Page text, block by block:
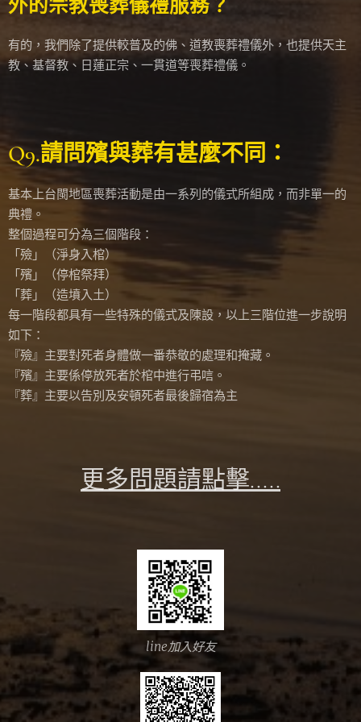
外的宗教喪葬儀禮服務？
有的，我們除了提供較普及的佛、道教喪葬禮儀外，也提供天主
教、基督教、日蓮正宗、一貫道等喪葬禮儀。
Q9.請問殯與葬有甚麼不同：
基本上台閩地區喪葬活動是由一系列的儀式所組成，而非單一的
典禮。
整個過程可分為三個階段：
「殮」（淨身入棺）
「殯」（停棺祭拜）
「葬」（造墳入土）
每一階段都具有一些特殊的儀式及陳設，以上三階位進一步說明
如下：
『殮』主要對死者身體做一番恭敬的處理和掩藏。
『殯』主要係停放死者於棺中進行弔唁。
『葬』主要以告別及安頓死者最後歸宿為主
更多問題請點擊.....
line加入好友